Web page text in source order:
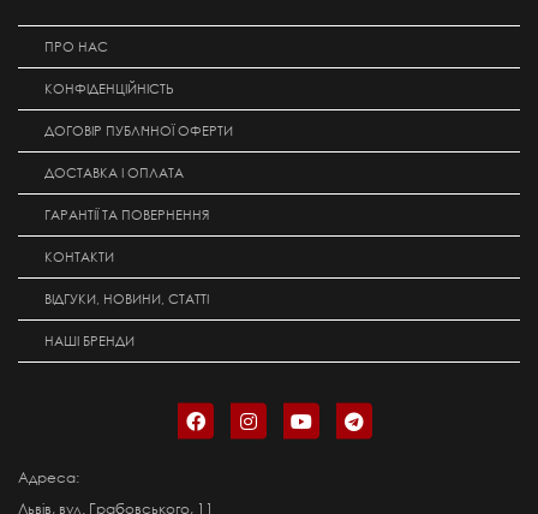
ПРО НАС
КОНФІДЕНЦІЙНІСТЬ
ДОГОВІР ПУБЛІЧНОЇ ОФЕРТИ
ДОСТАВКА І ОПЛАТА
ГАРАНТІЇ ТА ПОВЕРНЕННЯ
КОНТАКТИ
ВІДГУКИ, НОВИНИ, СТАТТІ
НАШІ БРЕНДИ
Адреса:
Львів, вул. Грабовського, 11